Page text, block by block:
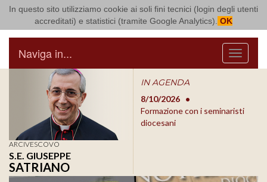
In questo sito utilizziamo cookie ai soli fini tecnici (login degli utenti
accreditati) e statistici (tramite Google Analytics). OK
Arcidiocesi di Bari Bitonto
Menu
Naviga in...
ARCIVESCOVO
S.E. GIUSEPPE
SATRIANO
IN AGENDA
8/9/2026
Parrocchia S.
Michele Arcangelo - Bari-
Palese
Messa per la festa
parrocchiale
8/10/2026
Formazione con i seminaristi
diocesani